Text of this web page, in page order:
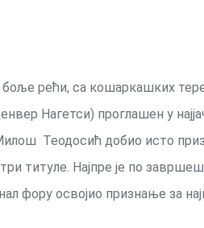
рећи, са кошаркашких
Нагетси) проглашен у
Теодосић добио исто
титуле. Најпре је по
фору освојио признање за